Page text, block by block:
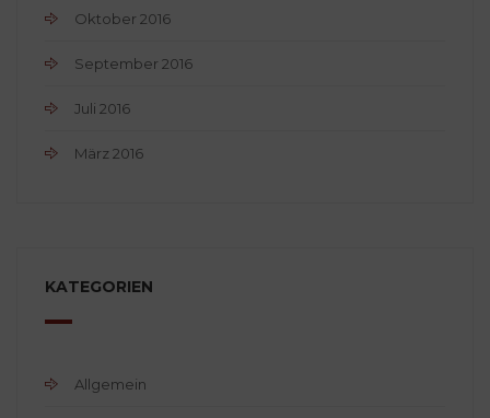
Oktober 2016
September 2016
Juli 2016
März 2016
KATEGORIEN
Allgemein